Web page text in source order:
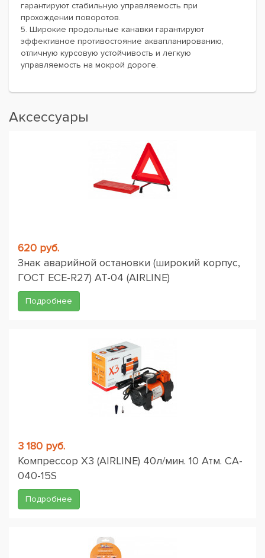
гарантируют стабильную управляемость при
прохождении поворотов.
5. Широкие продольные канавки гарантируют
эффективное противостояние аквапланированию,
отличную курсовую устойчивость и легкую
управляемость на мокрой дороге.
Аксессуары
620 руб.
Знак аварийной остановки (широкий корпус,
ГОСТ ЕСЕ-R27) AT-04 (AIRLINE)
Подробнее
3 180 руб.
Компрессор X3 (AIRLINE) 40л/мин. 10 Атм. CA-
040-15S
Подробнее